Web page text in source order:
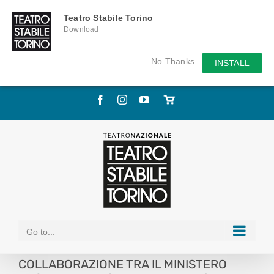
Teatro Stabile Torino
Download
No Thanks INSTALL
Skip
FacebookInstagramYouTube
Store
Go to...
COLLABORAZIONE TRA IL MINISTERO